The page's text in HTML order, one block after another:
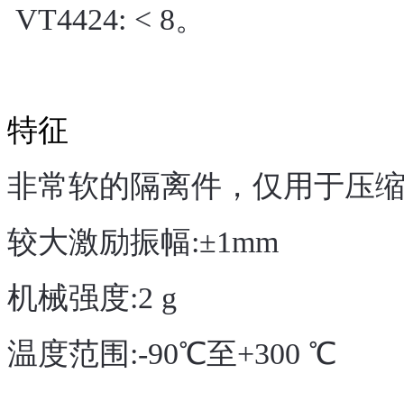
VT4424: < 8。
特征
非常软的隔离件，仅 用于压
较大激励振幅:±1mm
机械强度:2 g
温度范围:-90℃至+300 ℃